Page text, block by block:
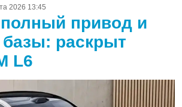
2026 13:45
полный привод и
раскрыт
L6